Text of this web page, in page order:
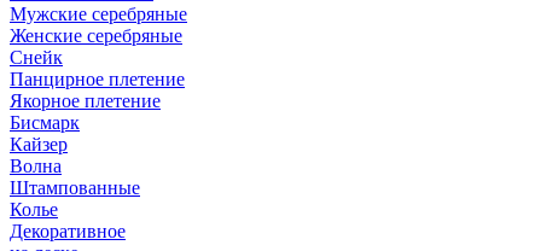
Мужские серебряные
Женские серебряные
Снейк
Панцирное плетение
Якорное плетение
Бисмарк
Кайзер
Волна
Штампованные
Колье
Декоративное